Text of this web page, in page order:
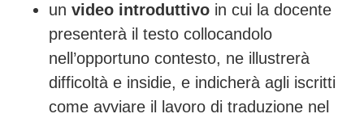
un video introduttivo in cui la docente
presenterà il testo collocandolo
nell’opportuno contesto, ne illustrerà
difficoltà e insidie, e indicherà agli iscritti
come avviare il lavoro di traduzione nel